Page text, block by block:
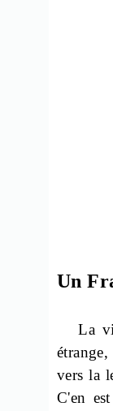
Un
La
vers la
C'en